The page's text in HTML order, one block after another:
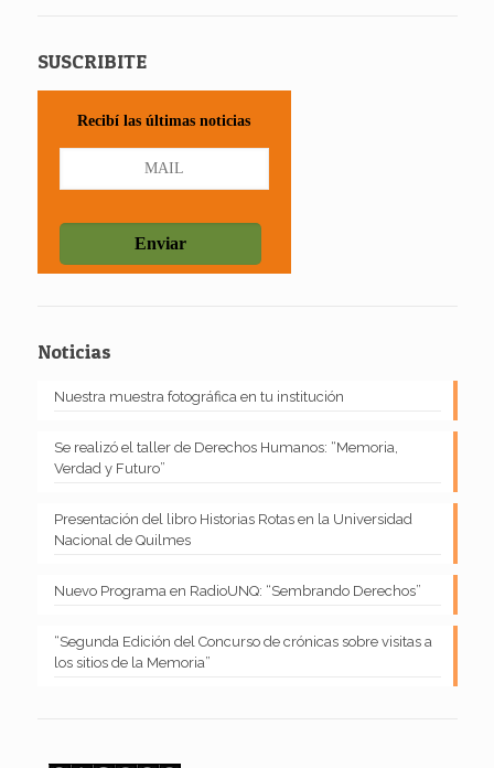
SUSCRIBITE
Recibí las últimas noticias
Noticias
Nuestra muestra fotográfica en tu institución
Se realizó el taller de Derechos Humanos: “Memoria,
Verdad y Futuro”
Presentación del libro Historias Rotas en la Universidad
Nacional de Quilmes
Nuevo Programa en RadioUNQ: “Sembrando Derechos”
“Segunda Edición del Concurso de crónicas sobre visitas a
los sitios de la Memoria”